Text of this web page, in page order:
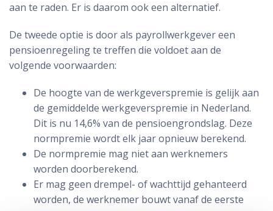
aan te raden. Er is daarom ook een alternatief.
De tweede optie is door als payrollwerkgever een
pensioenregeling te treffen die voldoet aan de
volgende voorwaarden:
De hoogte van de werkgeverspremie is gelijk aan
de gemiddelde werkgeverspremie in Nederland.
Dit is nu 14,6% van de pensioengrondslag. Deze
normpremie wordt elk jaar opnieuw berekend.
De normpremie mag niet aan werknemers
worden doorberekend.
Er mag geen drempel- of wachttijd gehanteerd
worden, de werknemer bouwt vanaf de eerste